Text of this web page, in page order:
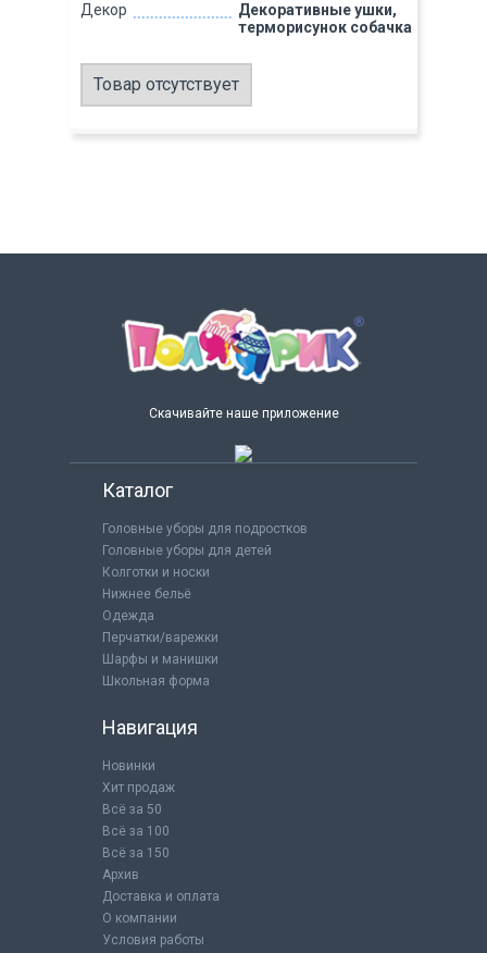
Декор
Декоративные ушки,
терморисунок собачка
Товар отсутствует
Скачивайте наше приложение
Каталог
Головные уборы для подростков
Головные уборы для детей
Колготки и носки
Нижнее бельё
Одежда
Перчатки/варежки
Шарфы и манишки
Школьная форма
Навигация
Новинки
Хит продаж
Всё за 50
Всё за 100
Всё за 150
Архив
Доставка и оплата
О компании
Условия работы